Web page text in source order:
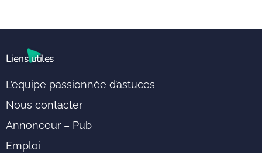
Liens utiles
L’équipe passionnée d’astuces
Nous contacter
Annonceur – Pub
Emploi